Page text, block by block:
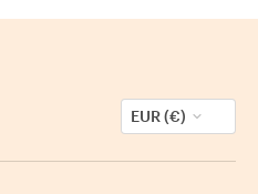
EUR (€)